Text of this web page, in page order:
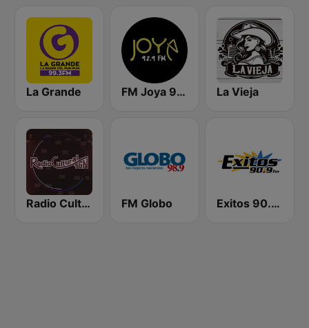
La Grande FM Joya 92.9 La Vieja
Radio Cultural TGN FM Globo Exitos 90.9 FM